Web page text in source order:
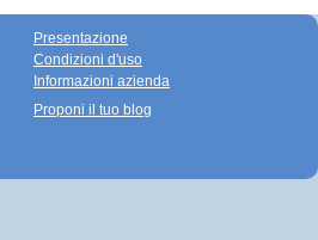
Presentazione
Condizioni d'uso
Informazioni azienda
Proponi il tuo blog